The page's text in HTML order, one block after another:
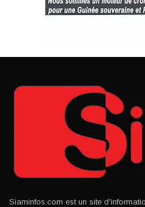
Siaminfos.com est un site